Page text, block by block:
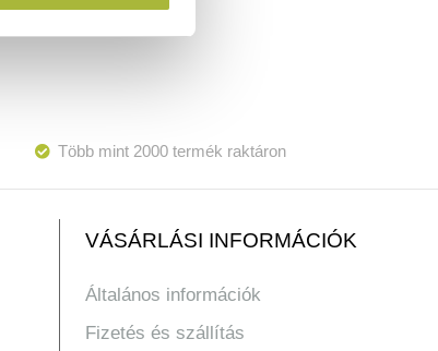
Több mint 2000 termék raktáron
VÁSÁRLÁSI INFORMÁCIÓK
Általános információk
Fizetés és szállítás